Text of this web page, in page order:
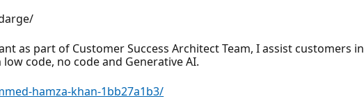
as part of Customer Success Architect Team, I assist customers in
code, no code and Generative AI.
hamza-khan-1bb27a1b3/